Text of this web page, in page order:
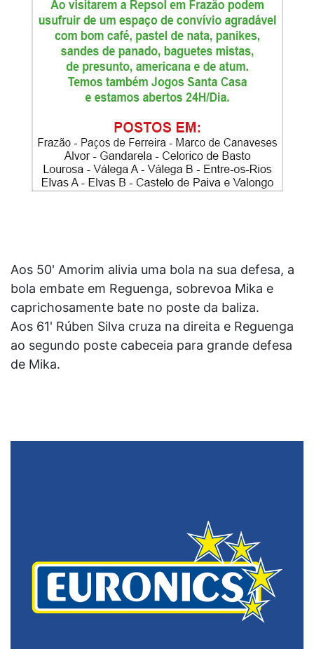
Aos 50' Amorim alivia uma bola na sua defesa, a
bola embate em Reguenga, sobrevoa Mika e
caprichosamente bate no poste da baliza.
Aos 61' Rúben Silva cruza na direita e Reguenga
ao segundo poste cabeceia para grande defesa
de Mika.